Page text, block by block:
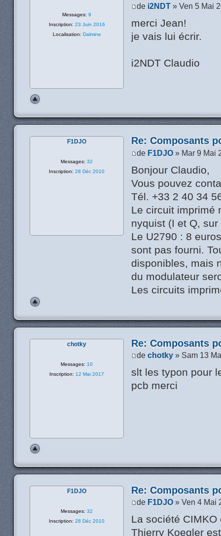
de i2NDT » Ven 5 Mai
merci Jean!
je vais lui écrir.
i2NDT Claudio
Messages: 9
Inscription: 23 Juin 2016
Localisation: Dalmine
Re: Composants
de F1DJO » Mar 9 Mai
Bonjour Claudio,
Vous pouvez
Tél. +33 2 40 34
Le circuit imprimé
nyquist (I et Q,
Le U2790 : 8
sont pas fourni.
disponibles, mais
du modulateur
Les circuits
F1DJO
Messages: 32
Inscription: 28 Déc 2010
Re: Composants
dechotky » Sam 13
slt les typon pour
pcb merci
chotky
Messages: 10
Inscription: 12 Mai 2017
Re: Composants
de F1DJO » Ven 4 Mai
La société
Thierry Koegler
F1DJO
Messages: 32
Inscription: 28 Déc 2010